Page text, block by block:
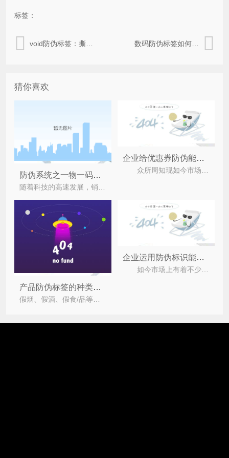
标签：
void防伪标签：撕开即留痕，为品牌保驾护航 数码防伪标签如何重构商业生态
猜你喜欢
防伪系统之一物一码防伪二维码
随着科技的高速发展，销售市场的放开，越来越多的消费者在面对自己喜欢产品的同时，又不敢去购买，这是因
企业给优惠券防伪能带来哪些优势？
产品防伪标签的种类有哪些？
企业运用防伪标识能带来哪些价值？
如今市场上有着不少的假冒伪劣产品，严重的损害了企业与消费者的合法群益啊，为此企业往往都会去